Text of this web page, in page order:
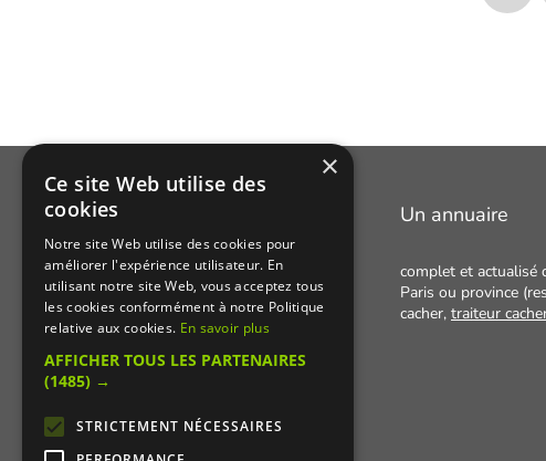
Manger Cacher
Cacher c'est quoi ?
Liens utiles
Qui sommes-nous ?
Presse
Un annuaire
complet et actualisé
Paris ou province
cacher, traiteur
×
Ce site Web utilise des
cookies
Notre site Web utilise des cookies pour
améliorer l'expérience utilisateur. En
utilisant notre site Web, vous acceptez tous
les cookies conformément à notre Politique
relative aux cookies. En savoir plus
AFFICHER TOUS LES PARTENAIRES
(1485) →
STRICTEMENT NÉCESSAIRES